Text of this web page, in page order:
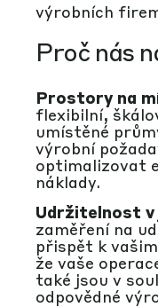
výrobních
Proč nás
Prostory na
flexibilní,
umístěné
výrobní
optimalizovat
náklady.
Udržitelnost v
zaměření na
přispět k
že vaše
také jsou v
odpovědné